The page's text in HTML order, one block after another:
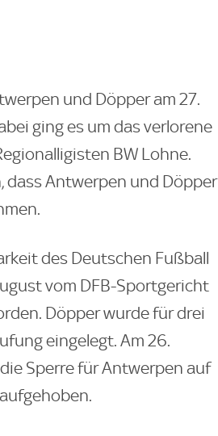
und Döpper am 27.
ging es um das verlorene
BW Lohne.
dass Antwerpen und Döpper
des Deutschen Fußball
vom DFB-Sportgericht
Döpper wurde für drei
eingelegt. Am 26.
Sperre für Antwerpen auf